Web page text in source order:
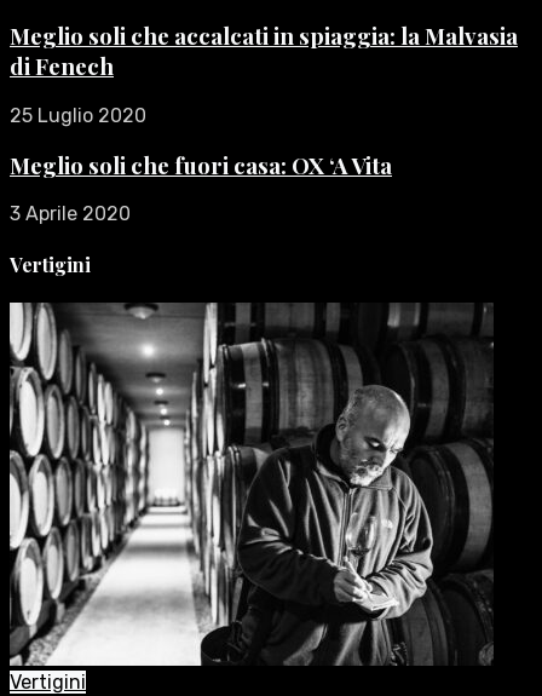
Meglio soli che accalcati in spiaggia: la Malvasia
di Fenech
25 Luglio 2020
Meglio soli che fuori casa: OX ‘A Vita
3 Aprile 2020
Vertigini
Vertigini